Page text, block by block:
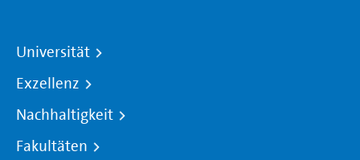
Universität
Exzellenz
Nachhaltigkeit
Fakultäten